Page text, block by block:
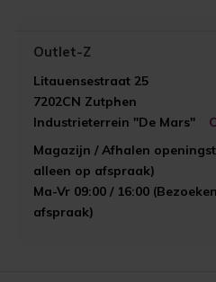
Outlet-Z
Litauensestraat 25
7202CN Zutphen
Industrieterrein "De Mars"
Magazijn / Afhalen
alleen op afspraak)
Ma-Vr 09:00 / 16:00
afspraak)